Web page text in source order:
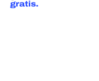
gratis.